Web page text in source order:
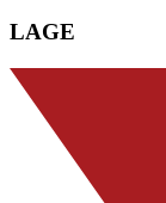
LAGE